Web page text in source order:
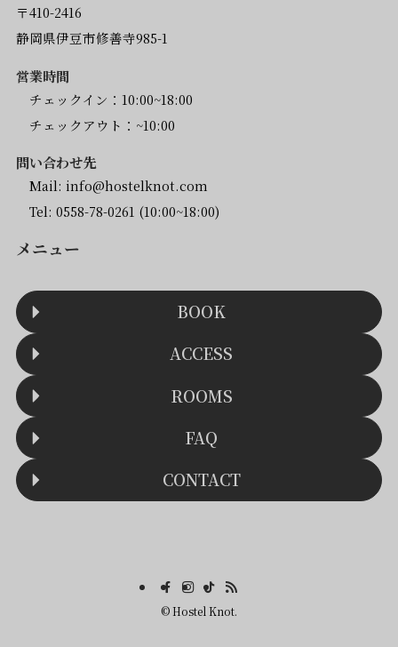
〒410-2416
静岡県伊豆市修善寺985-1
営業時間
チェックイン：10:00~18:00
チェックアウト：~10:00
問い合わせ先
Mail: info@hostelknot.com
Tel: 0558-78-0261 (10:00~18:00)
メニュー
BOOK
ACCESS
ROOMS
FAQ
CONTACT
©Hostel Knot.